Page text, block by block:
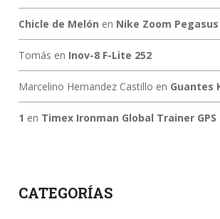
Chicle de Melón en Nike Zoom
Tomás en Inov-8 F-Lite 252
Marcelino Hernandez Castillo en Guantes
1 en Timex Ironman Global Trainer GPS
CATEGORÍAS